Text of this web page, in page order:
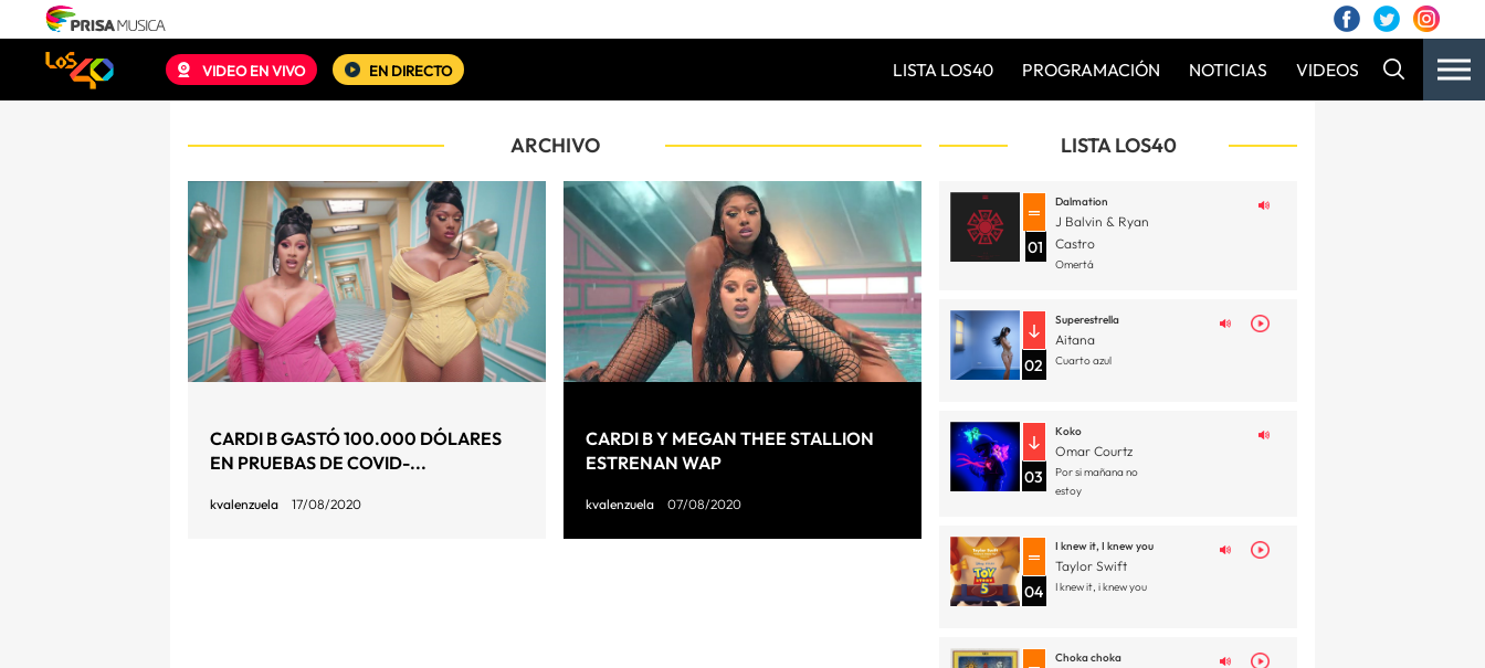
VIDEO EN VIVO EN DIRECTO LISTA LOS40 PROGRAMACIÓN NOTICIAS VIDEOS
ARCHIVO
CARDI B GASTÓ 100.000 DÓLARES
EN PRUEBAS DE COVID-...
kvalenzuela 17/08/2020
CARDI B Y MEGAN THEE STALLION
ESTRENAN WAP
kvalenzuela 07/08/2020
LISTA LOS40
01
Dalmation
J Balvin & Ryan
Castro
Omertá
02
Superestrella
Aitana
Cuarto azul
03
Koko
Omar Courtz
Por si mañana no
estoy
04
I knew it, I knew you
Taylor Swift
I knew it, i knew you
Choka choka